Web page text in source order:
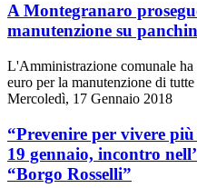
A Montegranaro
manutenzione su
L'Amministrazione comunale
euro per la manutenzione di
Mercoledì, 17 Gennaio 2018
“Prevenire per vivere
19 gennaio, incontro
“Borgo Rosselli”